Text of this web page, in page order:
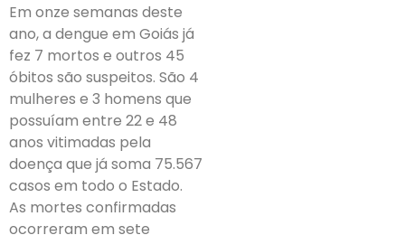
Em onze semanas deste
ano, a dengue em Goiás já
fez 7 mortos e outros 45
óbitos são suspeitos. São 4
mulheres e 3 homens que
possuíam entre 22 e 48
anos vitimadas pela
doença que já soma 75.567
casos em todo o Estado.
As mortes confirmadas
ocorreram em sete